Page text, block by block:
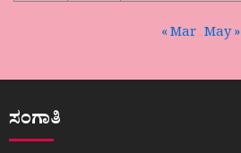
« Mar May »
ಸಂಗಾತಿ